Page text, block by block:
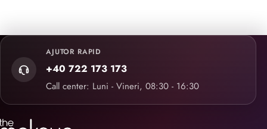
AJUTOR RAPID
+40 722 173 173
Call center: Luni - Vineri, 08:30 - 16:30